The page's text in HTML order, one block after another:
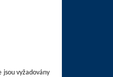
jsou vyžadovány